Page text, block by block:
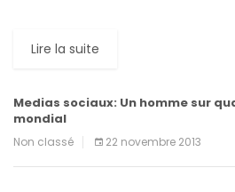
Lire la suite
Medias sociaux: Un homme sur
mondial
Non classé 22 novembre 2013